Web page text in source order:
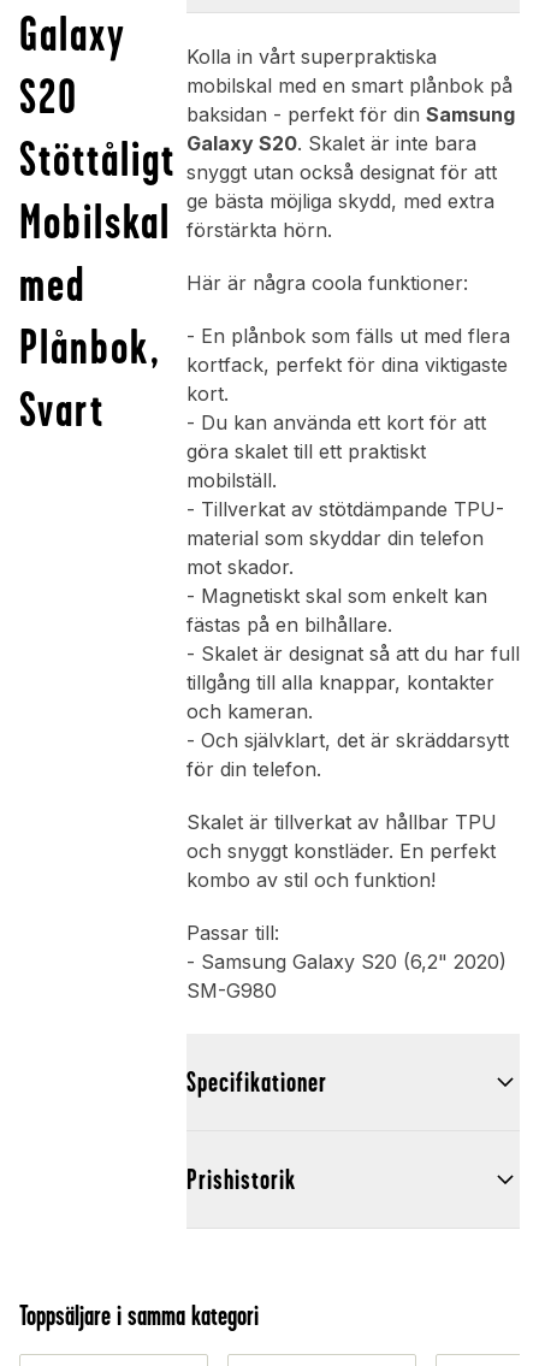
Galaxy
S20
Stöttåligt
Mobilskal
med
Plånbok,
Svart
Kolla in vårt superpraktiska
mobilskal med en smart plånbok på
baksidan - perfekt för din Samsung
Galaxy S20. Skalet är inte bara
snyggt utan också designat för att
ge bästa möjliga skydd, med extra
förstärkta hörn.
Här är några coola funktioner:
- En plånbok som fälls ut med flera
kortfack, perfekt för dina viktigaste
kort.
- Du kan använda ett kort för att
göra skalet till ett praktiskt
mobilställ.
- Tillverkat av stötdämpande TPU-
material som skyddar din telefon
mot skador.
- Magnetiskt skal som enkelt kan
fästas på en bilhållare.
- Skalet är designat så att du har full
tillgång till alla knappar, kontakter
och kameran.
- Och självklart, det är skräddarsytt
för din telefon.
Skalet är tillverkat av hållbar TPU
och snyggt konstläder. En perfekt
kombo av stil och funktion!
Passar till:
- Samsung Galaxy S20 (6,2" 2020)
SM-G980
Specifikationer
Prishistorik
Toppsäljare i samma kategori